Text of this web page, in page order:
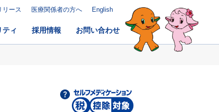
ティ 採用情報 お問い合わせ
リース 医療関係者の方へ English